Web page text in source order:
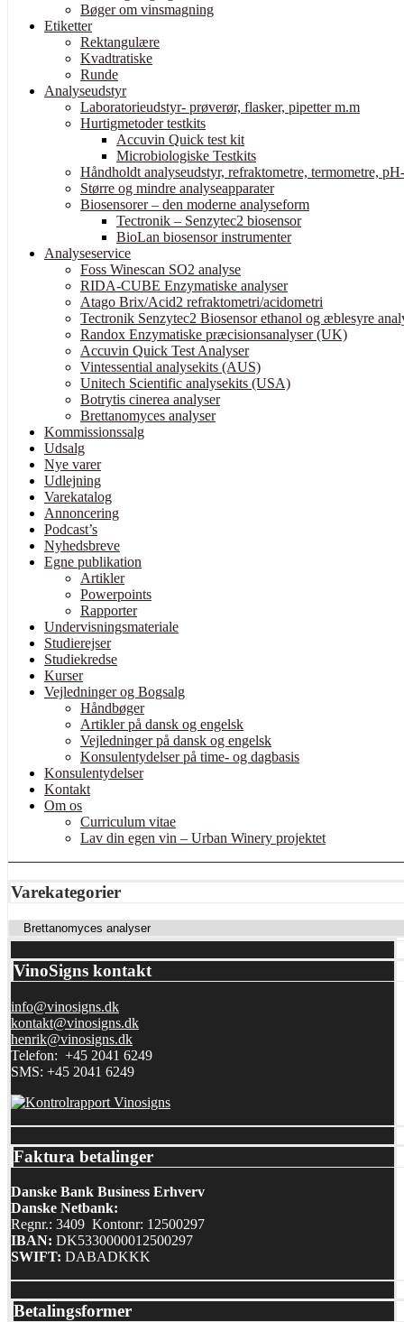
Bøger om vinsmagning
Etiketter
Rektangulære
Kvadtratiske
Runde
Analyseudstyr
Laboratorieudstyr- prøverør, flasker, pipetter m.m
Hurtigmetoder testkits
Accuvin Quick test kit
Microbiologiske Testkits
Håndholdt analyseudstyr, refraktometre, termometre,
Større og mindre analyseapparater
Biosensorer – den moderne analyseform
Tectronik – Senzytec2 biosensor
BioLan biosensor instrumenter
Analyseservice
Foss Winescan SO2 analyse
RIDA-CUBE Enzymatiske analyser
Atago Brix/Acid2 refraktometri/acidometri
Tectronik Senzytec2 Biosensor ethanol og æblesyre
Randox Enzymatiske præcisionsanalyser (UK)
Accuvin Quick Test Analyser
Vintessential analysekits (AUS)
Unitech Scientific analysekits (USA)
Botrytis cinerea analyser
Brettanomyces analyser
Kommissionssalg
Udsalg
Nye varer
Udlejning
Varekatalog
Annoncering
Podcast’s
Nyhedsbreve
Egne publikation
Artikler
Powerpoints
Rapporter
Undervisningsmateriale
Studierejser
Studiekredse
Kurser
Vejledninger og Bogsalg
Håndbøger
Artikler på dansk og engelsk
Vejledninger på dansk og engelsk
Konsulentydelser på time- og dagbasis
Konsulentydelser
Kontakt
Om os
Curriculum vitae
Lav din egen vin – Urban Winery projektet
Varekategorier
VinoSigns kontakt
info@vinosigns.dk
kontakt@vinosigns.dk
henrik@vinosigns.dk
Telefon: +45 2041 6249
SMS: +45 2041 6249
Faktura betalinger
Danske Bank Business Erhverv
Danske Netbank:
Regnr.: 3409 Kontonr: 12500297
IBAN: DK5330000012500297
SWIFT: DABADKKK
Betalingsformer